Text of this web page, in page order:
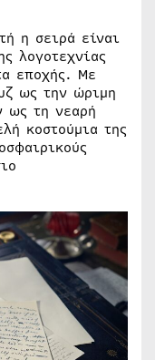
η σειρά είναι
λογοτεχνίας
εποχής. Με
ως την ώριμη
ως τη νεαρή
κοστούμια της